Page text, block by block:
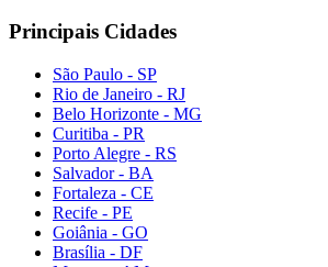
Principais Cidades
São Paulo - SP
Rio de Janeiro - RJ
Belo Horizonte - MG
Curitiba - PR
Porto Alegre - RS
Salvador - BA
Fortaleza - CE
Recife - PE
Goiânia - GO
Brasília - DF